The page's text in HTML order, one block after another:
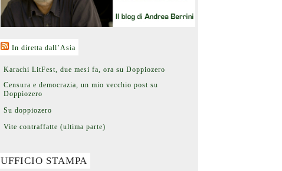
In diretta dall’Asia
Karachi LitFest, due mesi fa, ora su Doppiozero
Censura e democrazia, un mio vecchio post su
Doppiozero
Su doppiozero
Vite contraffatte (ultima parte)
UFFICIO STAMPA